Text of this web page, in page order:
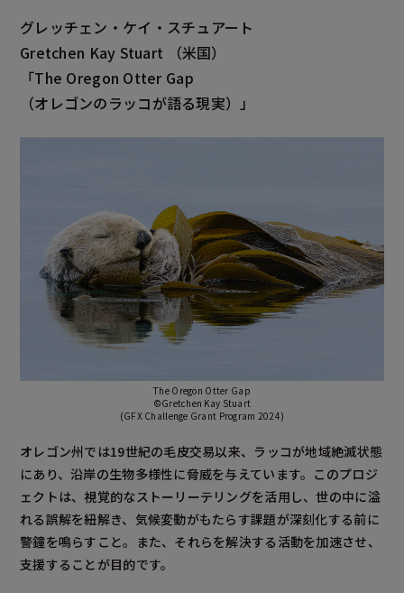
グレッチェン・ケイ・スチュアート
Gretchen Kay Stuart
（米国）
「The Oregon Otter Gap
（オレゴンのラッコが語る現実）」
The Oregon Otter Gap
©Gretchen Kay Stuart
(GFX Challenge Grant Program 2024)
オレゴン州では19世紀の毛皮交易以来、ラッコが地域絶滅状態
にあり、沿岸の生物多様性に脅威を与えています。このプロジ
ェクトは、視覚的なストーリーテリングを活用し、世の中に溢
れる誤解を紐解き、気候変動がもたらす課題が深刻化する前に
警鐘を鳴らすこと。また、それらを解決する活動を加速させ、
支援することが目的です。